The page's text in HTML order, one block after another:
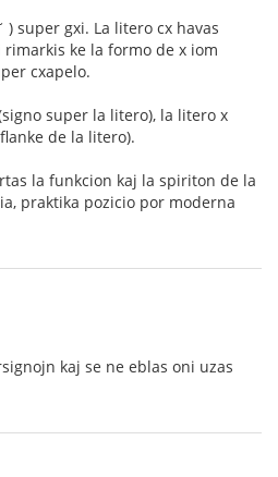
) super gxi. La litero cx havas
ke la formo de x iom
cxapelo.
super la litero), la litero x
de la litero).
la funkcion kaj la spiriton de la
praktika pozicio por moderna
kaj se ne eblas oni uzas